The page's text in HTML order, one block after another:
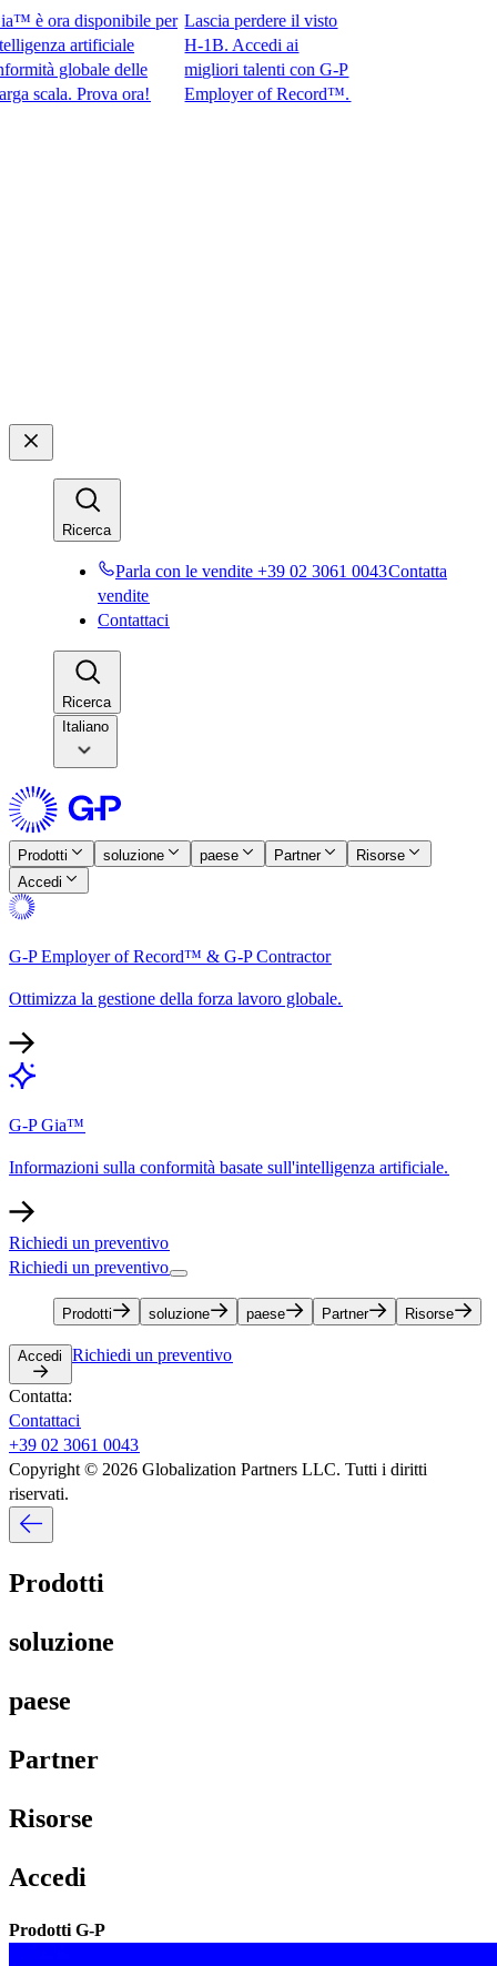
ora disponibile per
artificiale
globale delle
Prova ora!​​
Lascia perdere il visto
H-1B. Accedi ai
migliori talenti con G-P
Employer of Record™.​​
Ricerca​​
Parla con le vendite +39 02 3061 0043​​Contatta
vendite​​
Contattaci​​
Ricerca​​
Italiano
Prodotti​​ soluzione​​ paese​​ Partner​​
Risorse​​
Accedi​​
G-P Employer of Record™ & G-P Contractor​​
Ottimizza la gestione della forza lavoro globale.​​
G-P Gia™​​
Informazioni sulla conformità basate sull'intelligenza artificiale.​​
Richiedi un preventivo​​
Richiedi un preventivo​​
Prodotti​​ soluzione​​ paese​​ Partner​​ Risorse​​
Accedi​​ Richiedi un preventivo​​
Contatta:​​
Contattaci​​
+39 02 3061 0043​​
Copyright © 2026 Globalization Partners LLC. Tutti i diritti
riservati.​​
Prodotti​​
soluzione​​
paese​​
Partner​​
Risorse​​
Accedi​​
Prodotti G-P​​